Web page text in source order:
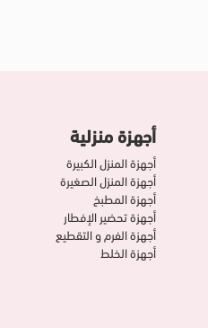
أجهزة منزلية
أجهزة المنزل الكبيرة
أجهزة المنزل الصغيرة
أجهزة المطبخ
أجهزة تحضير الإفطار
أجهزة الفرم و التقطيع
أجهزة الخلط